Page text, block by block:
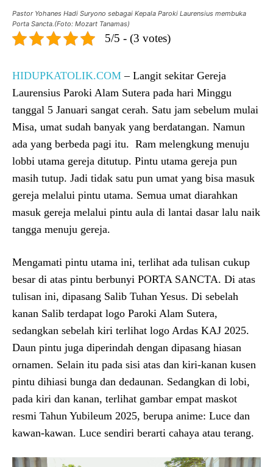
Pastor Yohanes Hadi Suryono sebagai Kepala Paroki Laurensius membuka
Porta Sancta.(Foto: Mozart Tanamas)
5/5 - (3 votes)
HIDUPKATOLIK.COM – Langit sekitar Gereja
Laurensius Paroki Alam Sutera pada hari Minggu
tanggal 5 Januari sangat cerah. Satu jam sebelum mulai
Misa, umat sudah banyak yang berdatangan. Namun
ada yang berbeda pagi itu. Ram melengkung menuju
lobbi utama gereja ditutup. Pintu utama gereja pun
masih tutup. Jadi tidak satu pun umat yang bisa masuk
gereja melalui pintu utama. Semua umat diarahkan
masuk gereja melalui pintu aula di lantai dasar lalu naik
tangga menuju gereja.
Mengamati pintu utama ini, terlihat ada tulisan cukup
besar di atas pintu berbunyi PORTA SANCTA. Di atas
tulisan ini, dipasang Salib Tuhan Yesus. Di sebelah
kanan Salib terdapat logo Paroki Alam Sutera,
sedangkan sebelah kiri terlihat logo Ardas KAJ 2025.
Daun pintu juga diperindah dengan dipasang hiasan
ornamen. Selain itu pada sisi atas dan kiri-kanan kusen
pintu dihiasi bunga dan dedaunan. Sedangkan di lobi,
pada kiri dan kanan, terlihat gambar empat maskot
resmi Tahun Yubileum 2025, berupa anime: Luce dan
kawan-kawan. Luce sendiri berarti cahaya atau terang.